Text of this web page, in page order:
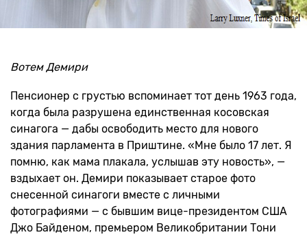
Вотем Демири
Пенсионер с грустью вспоминает тот день 1963 года,
когда была разрушена единственная косовская
синагога — дабы освободить место для нового
здания парламента в Приштине. «Мне было 17 лет. Я
помню, как мама плакала, услышав эту новость», —
вздыхает он. Демири показывает старое фото
снесенной синагоги вместе с личными
фотографиями — с бывшим вице-президентом США
Джо Байденом, премьером Великобритании Тони